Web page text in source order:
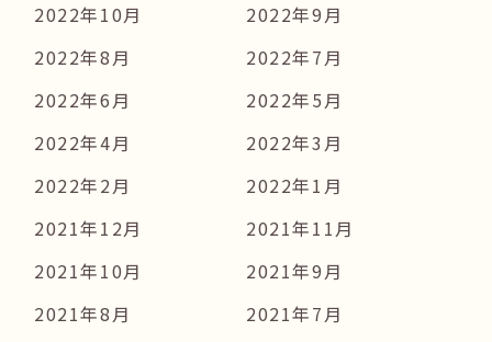
2022年10月
2022年9月
2022年8月
2022年7月
2022年6月
2022年5月
2022年4月
2022年3月
2022年2月
2022年1月
2021年12月
2021年11月
2021年10月
2021年9月
2021年8月
2021年7月